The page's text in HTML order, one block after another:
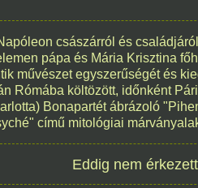
Mikes Kelemen
műfordító, a XVIII.
prózairodalom
alakja.
| 1 hozzászólás, szólj Te is hozzá!
Irodalom,Magyar
a Pesti Magyar
Színháznak.
császárról és
pápa és Mária Krisztina
művészet egyszerűségét és
Rómába költözött, időnként
Bonapartét ábrázoló
című mitológiai
Eddig nem